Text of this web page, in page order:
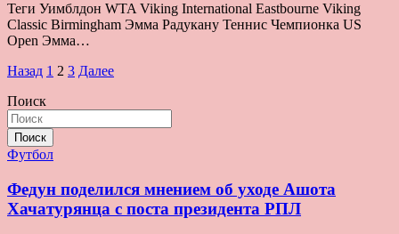
Теги Уимблдон WTA Viking International Eastbourne Viking
Classic Birmingham Эмма Радукану Теннис Чемпионка US
Open Эмма…
Пагинация
записей
Назад 1 2 3 Далее
Поиск
Поиск
Футбол
Федун поделился мнением об уходе Ашота
Хачатурянца с поста президента РПЛ